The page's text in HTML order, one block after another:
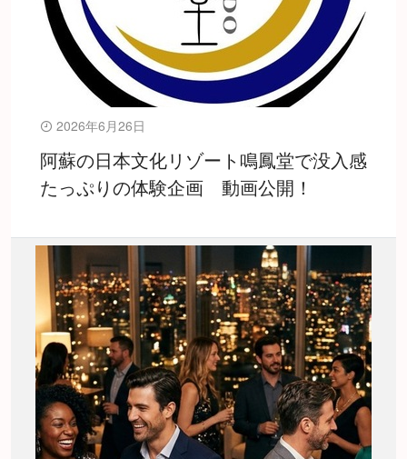
2026年6月26日
阿蘇の日本文化リゾート鳴鳳堂で没入感
たっぷりの体験企画 動画公開！